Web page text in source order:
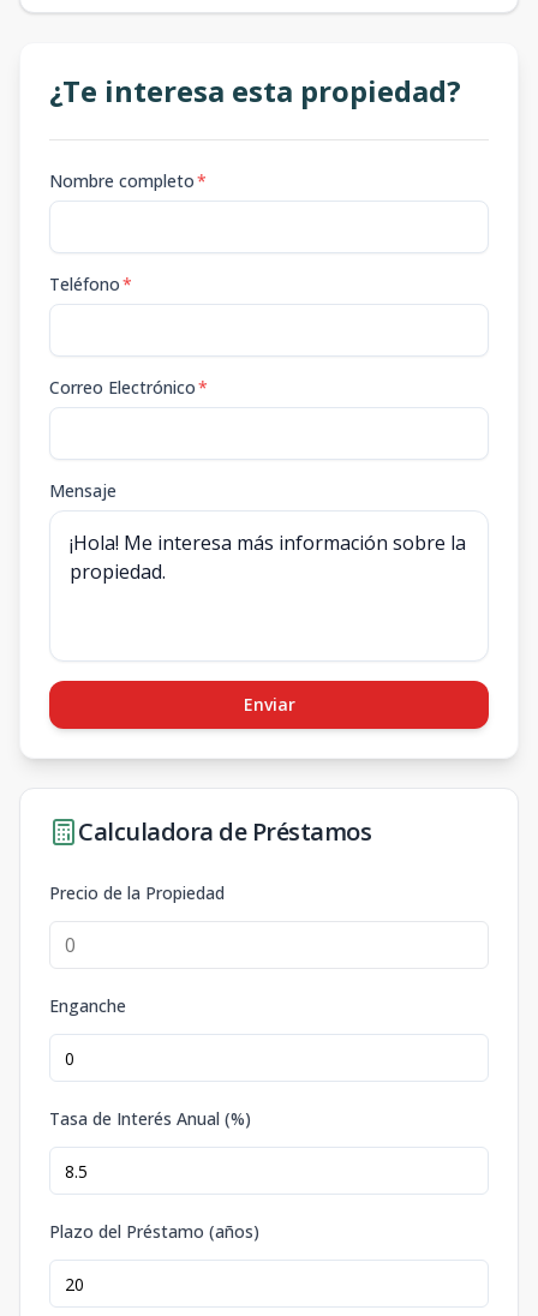
¿Te interesa esta propiedad?
Nombre completo*
Teléfono*
Correo Electrónico*
Mensaje
Enviar
Calculadora de Préstamos
Precio de la Propiedad
Enganche
Tasa de Interés Anual (%)
Plazo del Préstamo (años)